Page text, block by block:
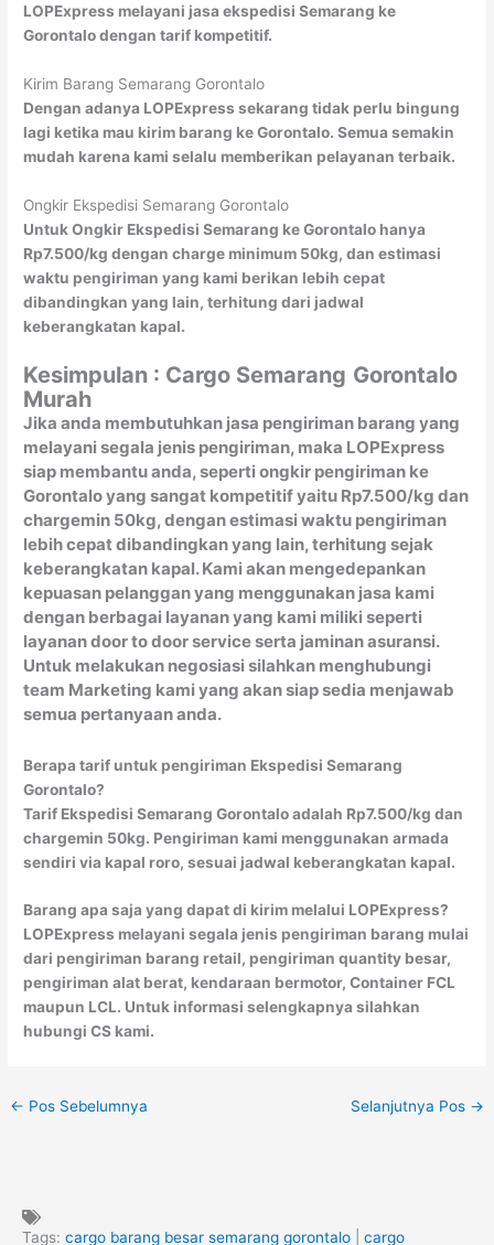
LOPExpress melayani jasa ekspedisi Semarang ke
Gorontalo dengan tarif kompetitif.
Kirim Barang Semarang Gorontalo
Dengan adanya LOPExpress sekarang tidak perlu bingung
lagi ketika mau kirim barang ke Gorontalo. Semua semakin
mudah karena kami selalu memberikan pelayanan terbaik.
Ongkir Ekspedisi Semarang Gorontalo
Untuk Ongkir Ekspedisi Semarang ke Gorontalo hanya
Rp7.500/kg dengan charge minimum 50kg, dan estimasi
waktu pengiriman yang kami berikan lebih cepat
dibandingkan yang lain, terhitung dari jadwal
keberangkatan kapal.
Kesimpulan : Cargo Semarang Gorontalo
Murah
Jika anda membutuhkan jasa pengiriman barang yang
melayani segala jenis pengiriman, maka LOPExpress
siap membantu anda, seperti ongkir pengiriman ke
Gorontalo yang sangat kompetitif yaitu Rp7.500/kg dan
chargemin 50kg, dengan estimasi waktu pengiriman
lebih cepat dibandingkan yang lain, terhitung sejak
keberangkatan kapal. Kami akan mengedepankan
kepuasan pelanggan yang menggunakan jasa kami
dengan berbagai layanan yang kami miliki seperti
layanan door to door service serta jaminan asuransi.
Untuk melakukan negosiasi silahkan menghubungi
team Marketing kami yang akan siap sedia menjawab
semua pertanyaan anda.
Berapa tarif untuk pengiriman Ekspedisi Semarang
Gorontalo?
Tarif Ekspedisi Semarang Gorontalo adalah Rp7.500/kg dan
chargemin 50kg. Pengiriman kami menggunakan armada
sendiri via kapal roro, sesuai jadwal keberangkatan kapal.
Barang apa saja yang dapat di kirim melalui LOPExpress?
LOPExpress melayani segala jenis pengiriman barang mulai
dari pengiriman barang retail, pengiriman quantity besar,
pengiriman alat berat, kendaraan bermotor, Container FCL
maupun LCL. Untuk informasi selengkapnya silahkan
hubungi CS kami.
← Pos Sebelumnya Selanjutnya Pos →
Tags: cargo barang besar semarang gorontalo
cargo